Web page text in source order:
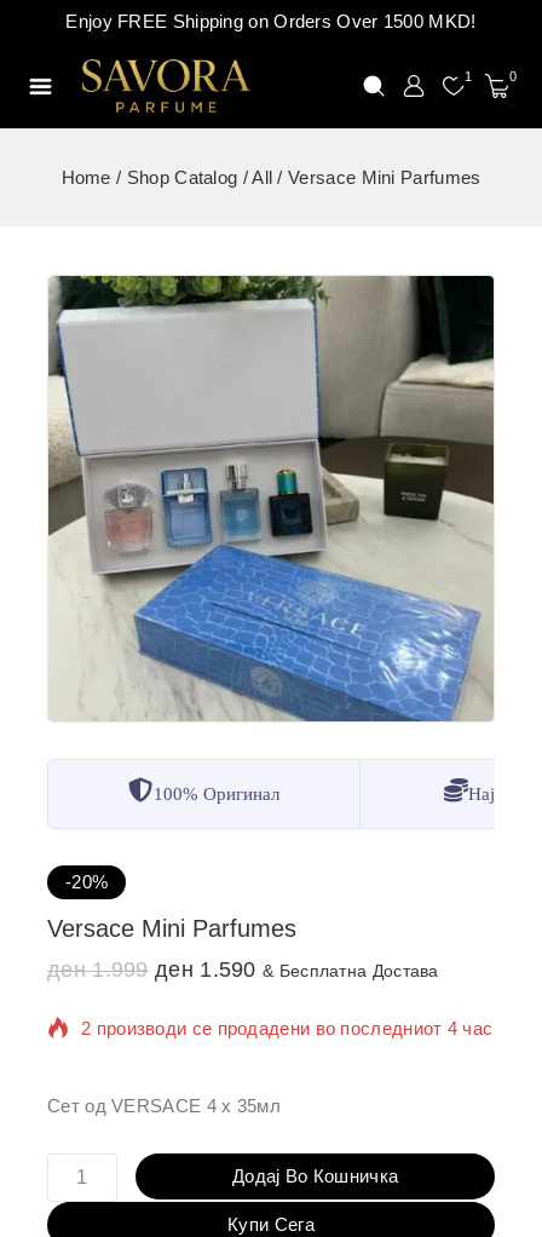
Enjoy FREE Shipping on Orders Over 1500 MKD!
1 0
Home / Shop Catalog /All / Versace Mini Parfumes
100% Оригинал
-20%
Versace Mini Parfumes
ден1.999 ден 1.590 & Бесплатна Достава
2 производи се продадени во последниот 4 час
во кошничка
Сет од VERSACE 4 х 35мл
Додај Во Кошничка
Купи Сега